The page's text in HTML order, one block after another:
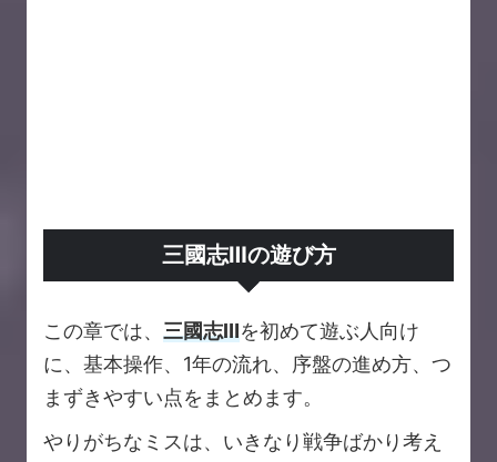
三國志Ⅲの遊び方
この章では、 三國志Ⅲを初めて遊ぶ人向け
に、基本操作、1年の流れ、序盤の進め方、つ
まずきやすい点をまとめます。
やりがちなミスは、いきなり戦争ばかり考え